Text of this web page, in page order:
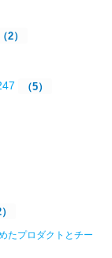
（2）
（5）
たプロダクトとチー